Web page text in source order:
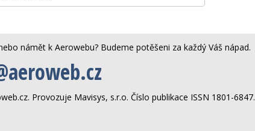
námět k Aerowebu? Budeme potěšeni za každý Váš nápad.
Provozuje Mavisys, s.r.o. Číslo publikace ISSN 1801-6847.